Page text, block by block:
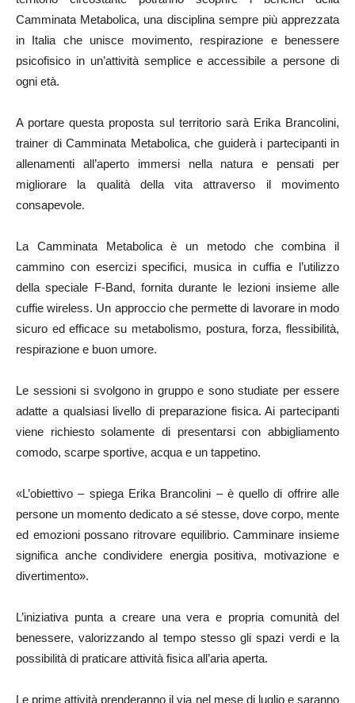
Camminata Metabolica, una disciplina sempre più apprezzata
in Italia che unisce movimento, respirazione e benessere
psicofisico in un’attività semplice e accessibile a persone di
ogni età.
A portare questa proposta sul territorio sarà Erika Brancolini,
trainer di Camminata Metabolica, che guiderà i partecipanti in
allenamenti all’aperto immersi nella natura e pensati per
migliorare la qualità della vita attraverso il movimento
consapevole.
La Camminata Metabolica è un metodo che combina il
cammino con esercizi specifici, musica in cuffia e l’utilizzo
della speciale F-Band, fornita durante le lezioni insieme alle
cuffie wireless. Un approccio che permette di lavorare in modo
sicuro ed efficace su metabolismo, postura, forza, flessibilità,
respirazione e buon umore.
Le sessioni si svolgono in gruppo e sono studiate per essere
adatte a qualsiasi livello di preparazione fisica. Ai partecipanti
viene richiesto solamente di presentarsi con abbigliamento
comodo, scarpe sportive, acqua e un tappetino.
«L’obiettivo – spiega Erika Brancolini – è quello di offrire alle
persone un momento dedicato a sé stesse, dove corpo, mente
ed emozioni possano ritrovare equilibrio. Camminare insieme
significa anche condividere energia positiva, motivazione e
divertimento».
L’iniziativa punta a creare una vera e propria comunità del
benessere, valorizzando al tempo stesso gli spazi verdi e la
possibilità di praticare attività fisica all’aria aperta.
Le prime attività prenderanno il via nel mese di luglio e saranno